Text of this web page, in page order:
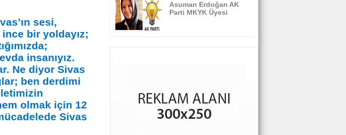
sesi,
bir yoldayız;
insanıyız.
Ne diyor Sivas
ben derdimi
olmak için 12
Sivas
Asuman Erdoğan AK
Parti MKYK Üyesi